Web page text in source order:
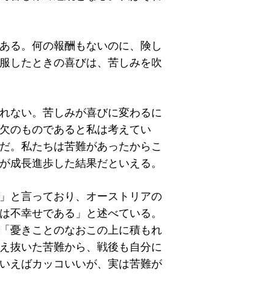
る。何の報酬もないのに、険し
したときの喜びは、苦しみを吹
ない。苦しみが喜びに変わるに
のものであると私は考えてい
。私たちは苦難があったからこ
長進歩した結果だといえる。
と言っており、オーストリアの
幸せである」と述べている。
憂きことのなおこの上に積もれ
抜いた苦難から、戦後も自分に
えばカッコいいが、実は苦難が